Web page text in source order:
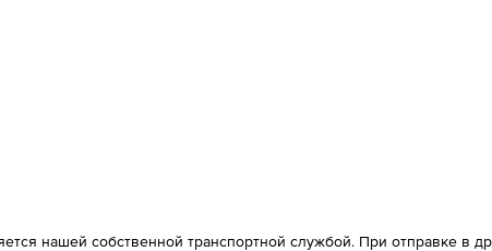
нашей собственной транспортной службой. При отправке в